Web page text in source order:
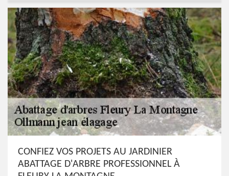
CONFIEZ VOS PROJETS AU JARDINIER
ABATTAGE D'ARBRE PROFESSIONNEL À